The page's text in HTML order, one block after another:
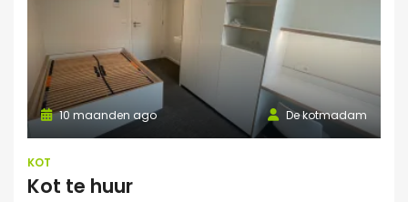
De kotmadam
10 maanden ago
KOT
Kot te huur